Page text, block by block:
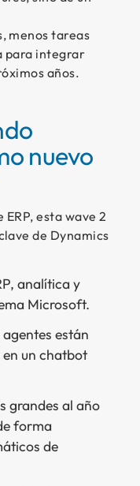
menos tareas
para integrar
años.
nuevo
esta wave 2
de Dynamics
analítica y
Microsoft.
están
un chatbot
grandes al año
forma
de